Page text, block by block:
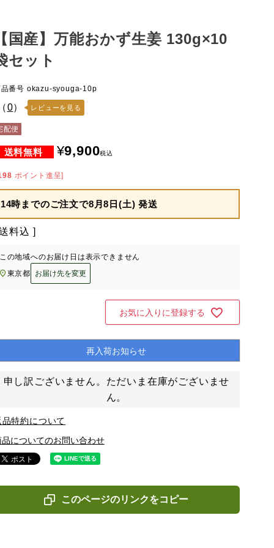
国産】万能おかず生姜 130g×10
セット
番号 okazu-syouga-10p
0） レビューを見る
配便
¥9,900税込
ポイント進呈]
14時までのご注文で8月8日(土) 発送
料込
の地域へのお届け日は表示できません
東京都
お届け先を変更
お気に入りに登録する
再入荷お知らせ
申し訳ございません。ただいま在庫がございませ
ん。
品特約について
品についてのお問い合わせ
このページのリンクをコピー